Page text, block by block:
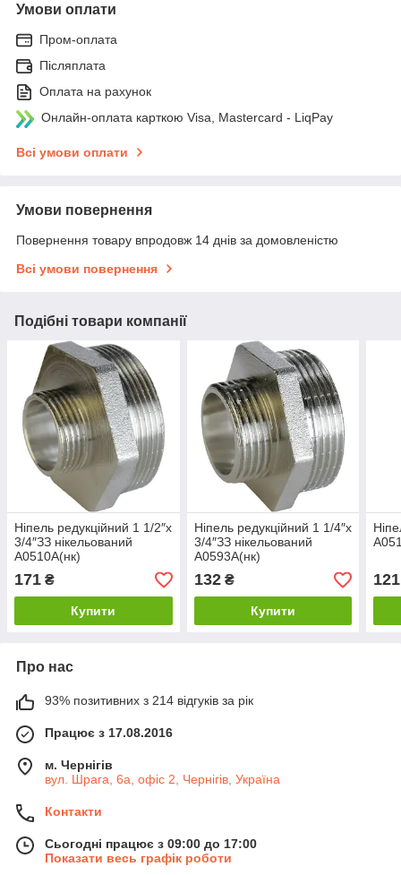
Умови оплати
Пром-оплата
Післяплата
Оплата на рахунок
Онлайн-оплата карткою Visa, Mastercard - LiqPay
Всі умови оплати
Умови повернення
Повернення товару впродовж 14 днів за домовленістю
Всі умови повернення
Подібні товари компанії
Ніпель редукційний 1 1/2″х
3/4″ЗЗ нікельований
А0510А(нк)
171 ₴
Купити
Ніпель редукційний 1 1/4″х
3/4″ЗЗ нікельований
А0593А(нк)
132₴
Купити
121
Про нас
93% позитивних з 214 відгуків за рік
Працює з 17.08.2016
м. Чернігів
вул. Шрага, 6а, офіс 2, Чернігів, Україна
Контакти
Сьогодні працює з 09:00 до 17:00
Показати весь графік роботи